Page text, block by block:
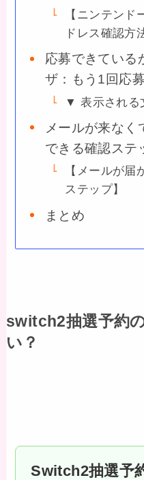
【ニンテンド
ドレス確認方
応募できている
ザ：もう1回応
▼ 表示される
メールが来なく
できる確認ステ
【メールが届
ステップ】
まとめ
switch2抽選予約
い？
Switch2抽選予